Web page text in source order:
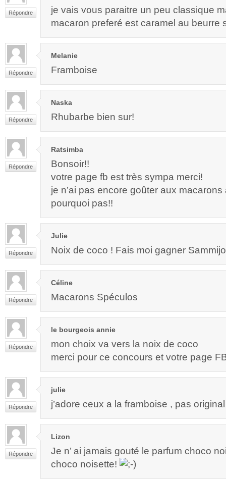
Répondre
je vais vous paraitre un peu classique
macaron preferé est caramel au beurre
Répondre
Melanie
Framboise
Répondre
Naska
Rhubarbe bien sur!
Répondre
Ratsimba
Bonsoir!!
votre page fb est très sympa merci!
je n’ai pas encore goûter aux
pourquoi pas!!
Répondre
Julie
Noix de coco ! Fais moi gagner
Répondre
Céline
Macarons Spéculos
Répondre
le bourgeois annie
mon choix va vers la noix de coco
merci pour ce concours et votre page
Répondre
julie
j’adore ceux a la framboise , pas
Répondre
Lizon
Je n’ ai jamais gouté le parfum choco
choco noisette!